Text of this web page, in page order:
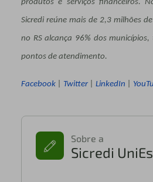
produtos e serviços financeiros.
Sicredi reúne mais de 2,3 milhões
no RS alcança 96% dos
pontos de atendimento.
Facebook| Twitter| LinkedIn
Sobre a
Sicredi